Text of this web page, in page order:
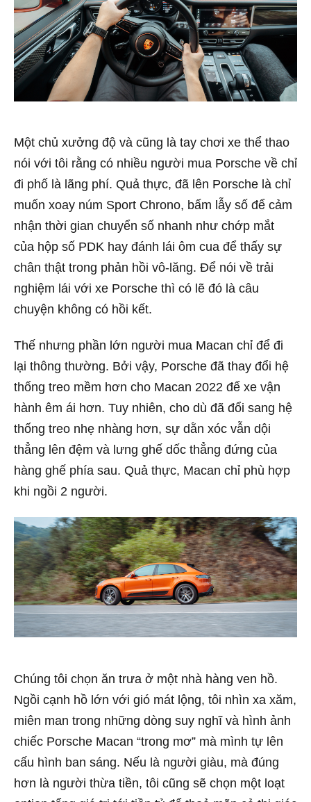
Một chủ xưởng độ và cũng là tay chơi xe thể thao
nói với tôi rằng có nhiều người mua Porsche về chỉ
đi phố là lãng phí. Quả thực, đã lên Porsche là chỉ
muốn xoay núm Sport Chrono, bấm lẫy số để cảm
nhận thời gian chuyển số nhanh như chớp mắt
của hộp số PDK hay đánh lái ôm cua để thấy sự
chân thật trong phản hồi vô-lăng. Để nói về trải
nghiệm lái với xe Porsche thì có lẽ đó là câu
chuyện không có hồi kết.
Thế nhưng phần lớn người mua Macan chỉ để đi
lại thông thường. Bởi vậy, Porsche đã thay đổi hệ
thống treo mềm hơn cho Macan 2022 để xe vận
hành êm ái hơn. Tuy nhiên, cho dù đã đổi sang hệ
thống treo nhẹ nhàng hơn, sự dằn xóc vẫn dội
thẳng lên đệm và lưng ghế dốc thẳng đứng của
hàng ghế phía sau. Quả thực, Macan chỉ phù hợp
khi ngồi 2 người.
Chúng tôi chọn ăn trưa ở một nhà hàng ven hồ.
Ngồi cạnh hồ lớn với gió mát lộng, tôi nhìn xa xăm,
miên man trong những dòng suy nghĩ và hình ảnh
chiếc Porsche Macan “trong mơ” mà mình tự lên
cấu hình ban sáng. Nếu là người giàu, mà đúng
hơn là người thừa tiền, tôi cũng sẽ chọn một loạt